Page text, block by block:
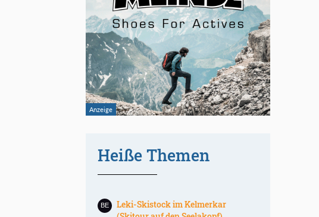
Heiße Themen
Leki-Skistock im Kelmerkar